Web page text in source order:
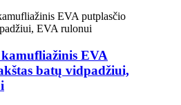
EVA
batų vidpadžiui,